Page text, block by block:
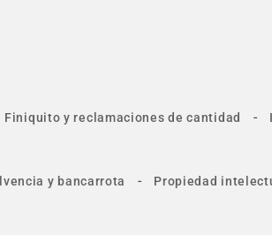
Finiquito y reclamaciones de cantidad -
y bancarrota - Propiedad